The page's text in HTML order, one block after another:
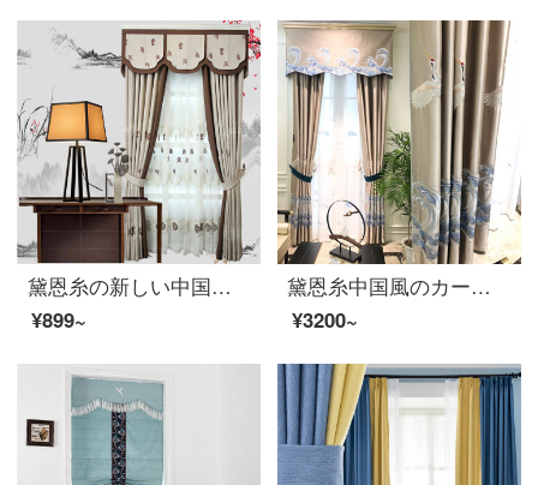
黛恩糸の新しい中国式の古典的なカーテンの翻り窓の紗のカーテンの遮光カーテンの布の刺繍中国風のカーテンの寝室の書斎の布の1メートルごとに（カーテンの頭の側を加工して部品をつづり合わせますと別に計算します）は何メートルを要して何メートル撮りますか？
¥899~
黛恩糸中国風のカーテン古典中国風のリビングルームのシミュレーション糸の高精密な絹織物の鶴祥雲の純色の刺繍の遮光布は、図のカーテンのように一メートルに何枚か撮ります。
¥3200~